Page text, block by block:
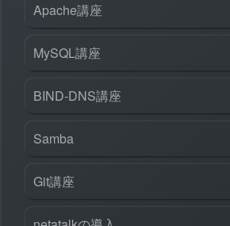
Apache講座
MySQL講座
BIND-DNS講座
Samba
Git講座